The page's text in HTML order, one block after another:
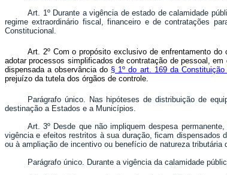
Art. 1º Durante a vigência de estado de calamidade
regime extraordinário fiscal, financeiro e de contratações
Constitucional.
Art. 2º Com o propósito exclusivo de enfrentamento
adotar processos simplificados de contratação de pessoal,
dispensada a observância do § 1º do art. 169 da Constituição
prejuízo da tutela dos órgãos de controle.
Parágrafo único. Nas hipóteses de distribuição de
destinação a Estados e a Municípios.
Art. 3º Desde que não impliquem despesa
vigência e efeitos restritos à sua duração, ficam dispensados
ou à ampliação de incentivo ou benefício de natureza tributária
Parágrafo único. Durante a vigência da calamidade